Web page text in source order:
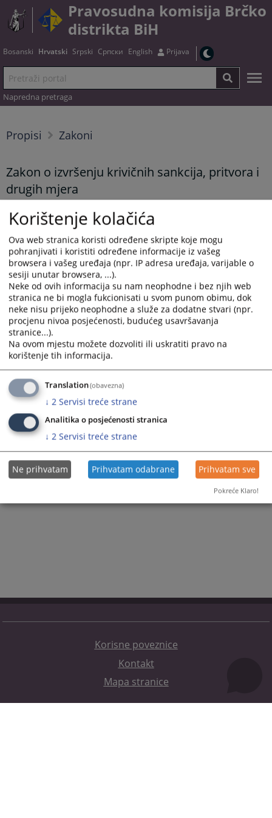
Pravosudna komisija Brčko
distrikta BiH
Bosanski Hrvatski Srpski Српски English Prijava
Napredna pretraga
Propisi Zakoni
Zakon o izvršenju krivičnih sankcija, pritvora i
drugih mjera
Tekst zakona možete preuzeti
Prikazana vijest je na: Hrvatski jezik
Vijest dostupna još na: Bosanski jezik Српски језик
117 PREGLEDA
Korisne poveznice
Kontakt
Mapa stranice
Korištenje kolačića
Ova web stranica koristi određene skripte koje mogu
pohranjivati i koristiti određene informacije iz vašeg
browsera i vašeg uređaja (npr. IP adresa uređaja, varijable o
sesiji unutar browsera, ...).
Neke od ovih informacija su nam neophodne i bez njih web
stranica ne bi mogla fukcionisati u svom punom obimu, dok
neke nisu prijeko neophodne a služe za dodatne stvari (npr.
procjenu nivoa posjećenosti, budućeg usavršavanja
stranice...).
Na ovom mjestu možete dozvoliti ili uskratiti pravo na
korištenje tih informacija.
Translation(obavezna)
↓ 2 Servisi treće strane
Analitika o posjećenosti stranica
↓ 2 Servisi treće strane
Ne prihvatam Prihvatam odabrane Prihvatam sve
Pokreće Klaro!